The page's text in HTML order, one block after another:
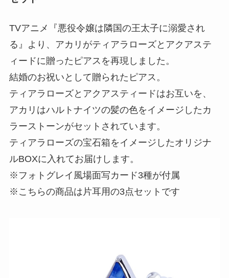
TVアニメ『悪役令嬢は隣国の王太子に溺愛され
る』より、アカリがティアラローズとアクアステ
ィードに贈ったピアスを再現しました。
結婚のお祝いとして贈られたピアス。
ティアラローズとアクアスティードはお互いを、
アカリはハルトナイツの髪の色をイメージしたカ
ラーストーンがセットされています。
ティアラローズの宝石箱をイメージしたオリジナ
ルBOXに入れてお届けします。
※フォトグレイ風場面写カード3種が付属
※こちらの商品は片耳用の3点セットです